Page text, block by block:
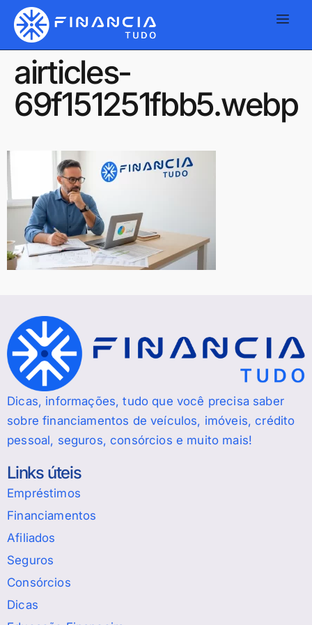
airticles-
69f151251fbb5.webp
Dicas, informações, tudo que você precisa saber
sobre financiamentos de veículos, imóveis, crédito
pessoal, seguros, consórcios e muito mais!
Links úteis
Empréstimos
Financiamentos
Afiliados
Seguros
Consórcios
Dicas